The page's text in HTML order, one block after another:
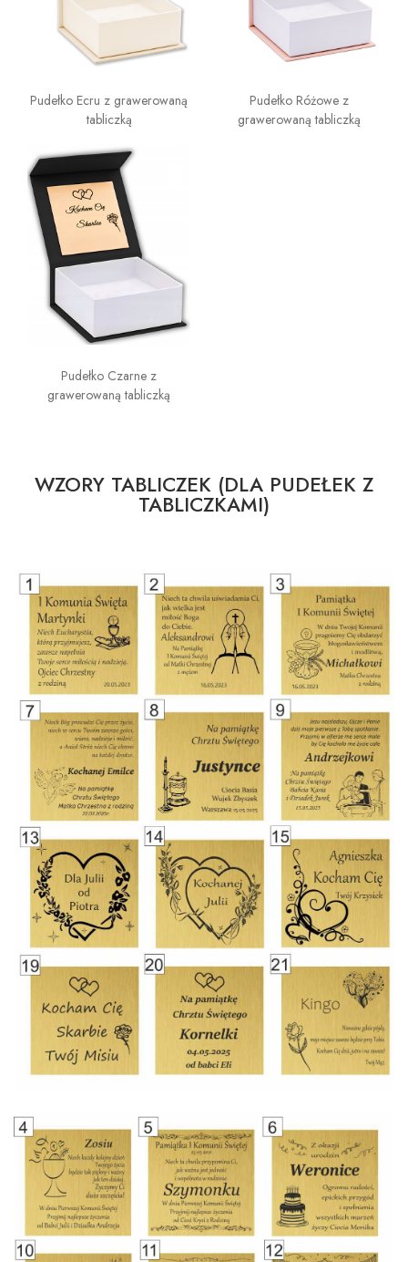
Pudełko Ecru z grawerowaną
tabliczką
Pudełko Różowe z
grawerowaną tabliczką
Pudełko Czarne z
grawerowaną tabliczką
WZORY TABLICZEK (DLA PUDEŁEK Z
TABLICZKAMI)